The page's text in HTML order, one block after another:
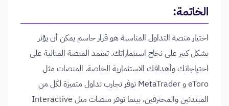
الخاتمة:
اختيار منصة التداول المناسبة هو قرار حاسم يمكن أن يؤثر
بشكل كبير على نجاح استثماراتك. تعتمد المنصة المثالية على
احتياجاتك وأهدافك الاستثمارية الخاصة. المنصات مثل
eToro و MetaTrader توفر تجارب تداول متميزة لكل من
المبتدئين والمحترفين، بينما توفر منصات مثل Interactive